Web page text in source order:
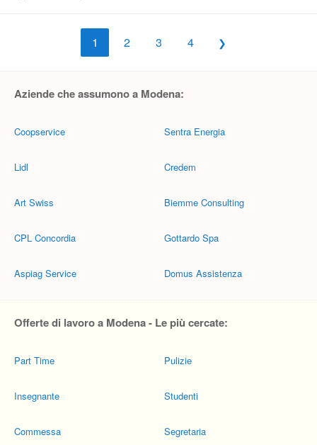
1 2 3 4
Aziende che assumono a Modena:
Coopservice
Lidl
Art Swiss
CPL Concordia
Aspiag Service
Sentra Energia
Credem
Biemme Consulting
Gottardo Spa
Domus Assistenza
Offerte di lavoro a Modena - Le più cercate:
Part Time
Insegnante
Commessa
Pulizie
Studenti
Segretaria